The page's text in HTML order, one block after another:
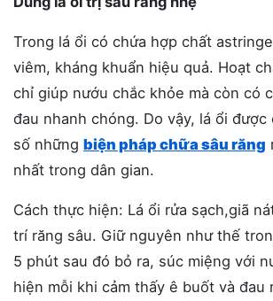
Trong lá ổi có chứa hợp chất
viêm, kháng khuẩn hiệu quả. Hoạt
chỉ giúp nướu chắc khỏe mà còn có
đau nhanh chóng. Do vậy, lá ổi
số những biện pháp chữa sâu răng
nhất trong dân gian.
Cách thực hiện: Lá ổi rửa sạch,giã
trí răng sâu. Giữ nguyên như thế
5 phút sau đó bỏ ra, súc miệng với
hiện mỗi khi cảm thấy ê buốt và đau